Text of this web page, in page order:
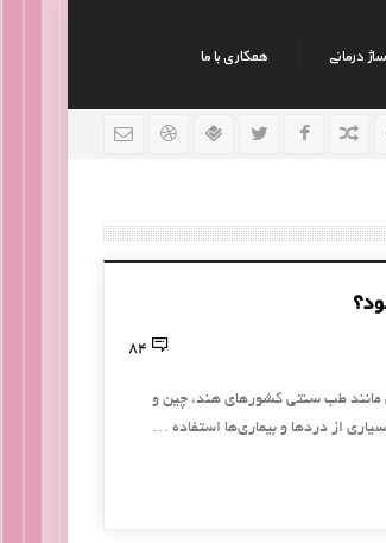
درمانی همکاری با ما
نکات جالب روانشناسی
84
مانند طب سنتي كشورهاي هند، چين و
از دردها و بيماري‌ها استفاده …